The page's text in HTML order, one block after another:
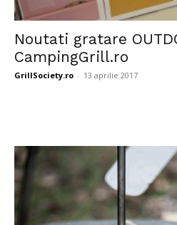
Noutati gratare
CampingGrill.ro
GrillSociety.ro - 13 aprilie 2017